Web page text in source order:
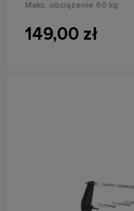
Maks. obciążenie 60 kg
149,00 zł